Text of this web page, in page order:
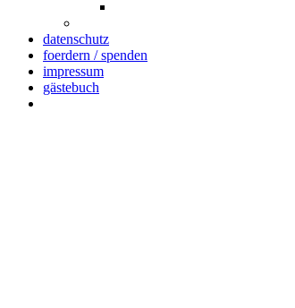
datenschutz
foerdern / spenden
impressum
gästebuch